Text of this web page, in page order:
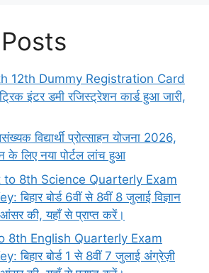
12th Dummy Registration Card
इंटर डमी रजिस्ट्रेशन कार्ड हुआ जारी,
विद्यार्थी प्रोत्साहन योजना 2026,
लिए नया पोर्टल लांच हुआ
to 8th Science Quarterly Exam
बोर्ड 6वीं से 8वीं 8 जुलाई विज्ञान
आंसर की, यहाँ से प्राप्त करें।
8th English Quarterly Exam
बिहार बोर्ड 1 से 8वीं 7 जुलाई अंग्रेज़ी